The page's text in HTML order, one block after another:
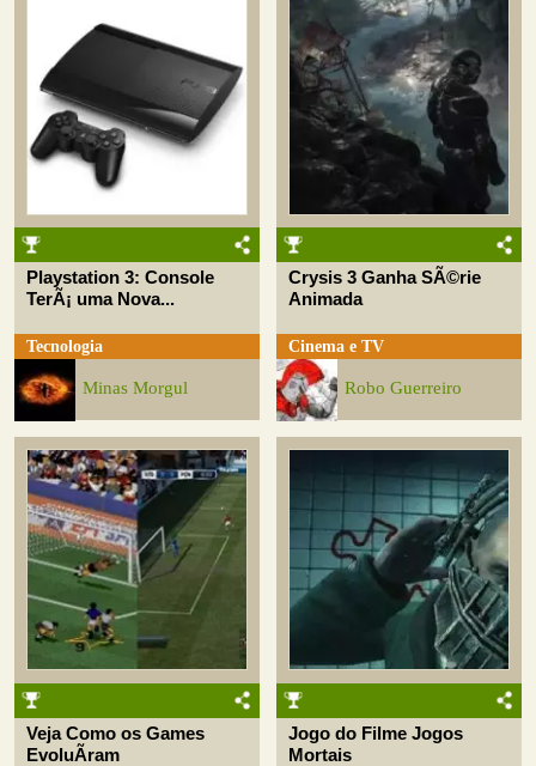
Playstation 3: Console
TerÃ¡ uma Nova...
Tecnologia
Minas Morgul
Crysis 3 Ganha SÃ©rie
Animada
Cinema e TV
Robo Guerreiro
Veja Como os Games
EvoluÃ­ram
Jogo do Filme Jogos
Mortais